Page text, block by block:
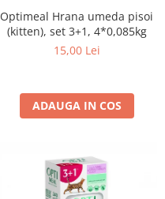
Optimeal Hrana umeda pisoi
(kitten), set 3+1, 4*0,085kg
15,00 Lei
ADAUGA IN COS